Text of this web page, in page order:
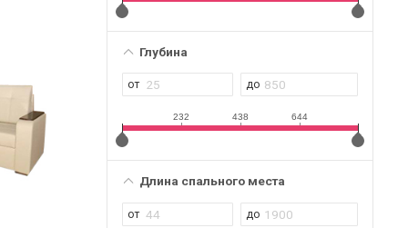
Глубина
232 438 644
Длина спального места